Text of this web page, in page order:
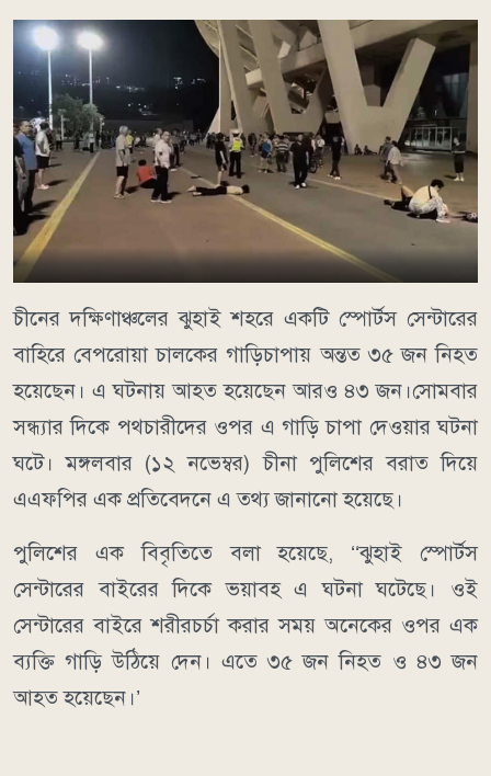
চীনের দক্ষিণাঞ্চলের ঝুহাই শহরে একটি স্পোর্টস সেন্টারের
বাহিরে বেপরোয়া চালকের গাড়িচাপায় অন্তত ৩৫ জন নিহত
হয়েছেন। এ ঘটনায় আহত হয়েছেন আরও ৪৩ জন।সোমবার
সন্ধ্যার দিকে পথচারীদের ওপর এ গাড়ি চাপা দেওয়ার ঘটনা
ঘটে। মঙ্গলবার (১২ নভেম্বর) চীনা পুলিশের বরাত দিয়ে
এএফপির এক প্রতিবেদনে এ তথ্য জানানো হয়েছে।
পুলিশের এক বিবৃতিতে বলা হয়েছে, ‘‘ঝুহাই স্পোর্টস
সেন্টারের বাইরের দিকে ভয়াবহ এ ঘটনা ঘটেছে। ওই
সেন্টারের বাইরে শরীরচর্চা করার সময় অনেকের ওপর এক
ব্যক্তি গাড়ি উঠিয়ে দেন। এতে ৩৫ জন নিহত ও ৪৩ জন
আহত হয়েছেন।’